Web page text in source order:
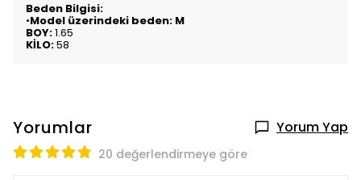
Beden Bilgisi:
•Model üzerindeki beden: M
BOY:1.65
KİLO:58
Yorumlar Yorum Yap
20 değerlendirmeye göre